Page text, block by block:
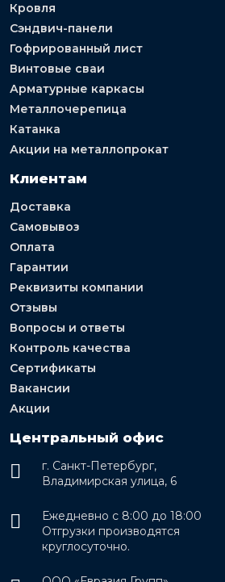
Кровля
Сэндвич-панели
Гофрированный лист
Винтовые сваи
Арматурные каркасы
Металлочерепица
Катанка
Акции на металлопрокат
Клиентам
Доставка
Самовывоз
Оплата
Гарантии
Реквизиты компании
Отзывы
Вопросы и ответы
Контроль качества
Сертификаты
Вакансии
Акции
Центральный офис
г. Санкт-Петербург,
Владимирская улица, 6
Ежедневно с 8:00 до 18:00
Отгрузки производятся
круглосуточно.